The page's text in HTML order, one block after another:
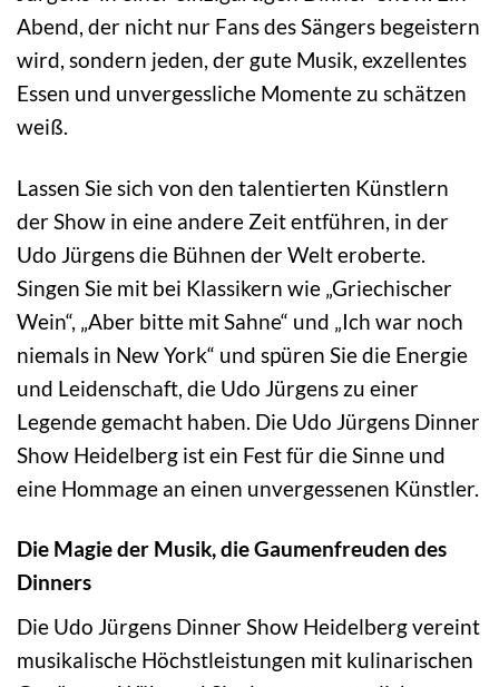
Abend, der nicht nur Fans des Sängers begeistern
wird, sondern jeden, der gute Musik, exzellentes
Essen und unvergessliche Momente zu schätzen
weiß.
Lassen Sie sich von den talentierten Künstlern
der Show in eine andere Zeit entführen, in der
Udo Jürgens die Bühnen der Welt eroberte.
Singen Sie mit bei Klassikern wie „Griechischer
Wein“, „Aber bitte mit Sahne“ und „Ich war noch
niemals in New York“ und spüren Sie die Energie
und Leidenschaft, die Udo Jürgens zu einer
Legende gemacht haben. Die Udo Jürgens Dinner
Show Heidelberg ist ein Fest für die Sinne und
eine Hommage an einen unvergessenen Künstler.
Die Magie der Musik, die Gaumenfreuden des
Dinners
Die Udo Jürgens Dinner Show Heidelberg vereint
musikalische Höchstleistungen mit kulinarischen